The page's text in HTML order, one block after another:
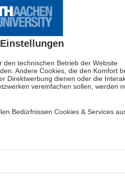
den technischen Betrieb der Website
Andere Cookies, die den Komfort
Direktwerbung dienen oder die
vereinfachen sollen, werden
Bedürfnissen Cookies & Services
25,90
inkl. MwSt.zzgl.
Sofort